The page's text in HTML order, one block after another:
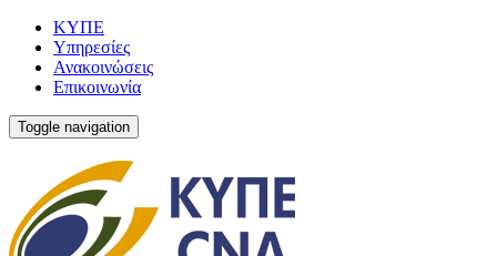
ΚΥΠΕ
Υπηρεσίες
Ανακοινώσεις
Επικοινωνία
Toggle navigation